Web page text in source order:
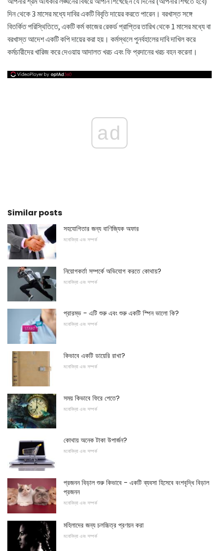
দিন থেকে 3 মাসের মধ্যে দাবির একটি বিবৃতি দায়ের করতে পারেন। বরখাস্ত সঙ্গে
বিতর্কিত পরিস্থিতিতে, একটি কর্ম কাজের রেকর্ড প্রাপ্তির তারিখ থেকে 1 মাসের মধ্যে বা
বরখাস্ত আদেশ একটি কপি দায়ের করা হয়। কর্মস্থলে পুনর্বহালের দাবি দাখিল করে
কর্মচারীদের খারিজ করে দেওয়ায় আদালত খরচ এবং ফি প্রদানের খরচ বহন করেনা।
ad
Similar posts
সহযোগিতার জন্য বাণিজ্যিক অফার
মনোবিদ্যা এবং সম্পর্ক
নিয়োগকর্তা সম্পর্কে অভিযোগ করতে কোথায়?
মনোবিদ্যা এবং সম্পর্ক
প্রারম্ভ - এটি শুরু এবং শুরু একটি স্পিন ভালো কি?
মনোবিদ্যা এবং সম্পর্ক
কিভাবে একটি ডায়েরি রাখা?
মনোবিদ্যা এবং সম্পর্ক
সময় কিভাবে ফিরে পেতে?
মনোবিদ্যা এবং সম্পর্ক
কোথায় অনেক টাকা উপার্জন?
মনোবিদ্যা এবং সম্পর্ক
প্রজনন বিড়াল শুরু কিভাবে - একটি ব্যবসা হিসেবে বংশবৃদ্ধি বিড়াল
প্রজনন
মনোবিদ্যা এবং সম্পর্ক
মহিলাদের জন্য চলচ্চিত্র প্রণয়ন করা
মনোবিদ্যা এবং সম্পর্ক